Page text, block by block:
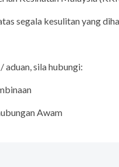
segala kesulitan yang
aduan, sila hubungi:
Pengurus